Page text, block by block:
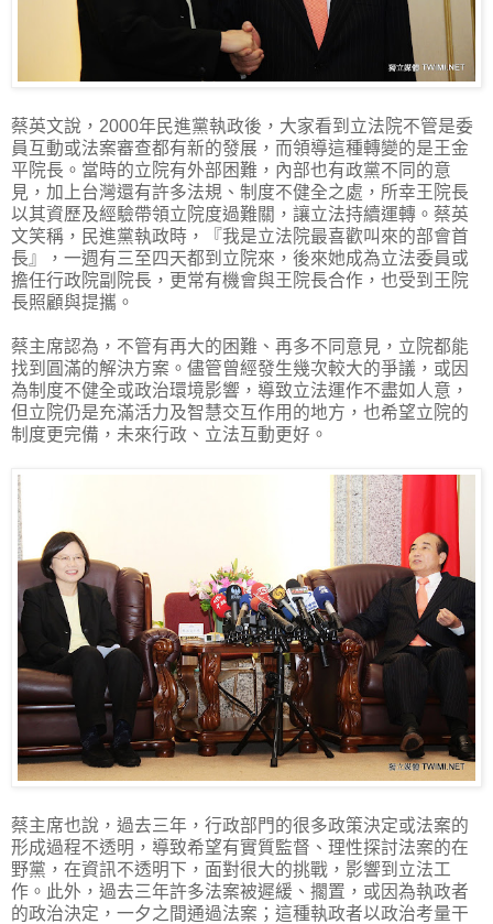
蔡英文說，2000年民進黨執政後，大家看到立法院不管是委
員互動或法案審查都有新的發展，而領導這種轉變的是王金
平院長。當時的立院有外部困難，內部也有政黨不同的意
見，加上台灣還有許多法規、制度不健全之處，所幸王院長
以其資歷及經驗帶領立院度過難關，讓立法持續運轉。蔡英
文笑稱，民進黨執政時，『我是立法院最喜歡叫來的部會首
長』，一週有三至四天都到立院來，後來她成為立法委員或
擔任行政院副院長，更常有機會與王院長合作，也受到王院
長照顧與提攜。
蔡主席認為，不管有再大的困難、再多不同意見，立院都能
找到圓滿的解決方案。儘管曾經發生幾次較大的爭議，或因
為制度不健全或政治環境影響，導致立法運作不盡如人意，
但立院仍是充滿活力及智慧交互作用的地方，也希望立院的
制度更完備，未來行政、立法互動更好。
蔡主席也說，過去三年，行政部門的很多政策決定或法案的
形成過程不透明，導致希望有實質監督、理性探討法案的在
野黨，在資訊不透明下，面對很大的挑戰，影響到立法工
作。此外，過去三年許多法案被遲緩、擱置，或因為執政者
的政治決定，一夕之間通過法案；這種執政者以政治考量干